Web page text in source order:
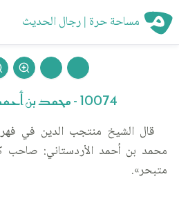
مساحة حرة | رجال الحديث
10074 - محمد بن أحمد الأردستاني
قال الشيخ منتجب الدين في
محمد بن أحمد الأردستاني: صاحب
متبحر».